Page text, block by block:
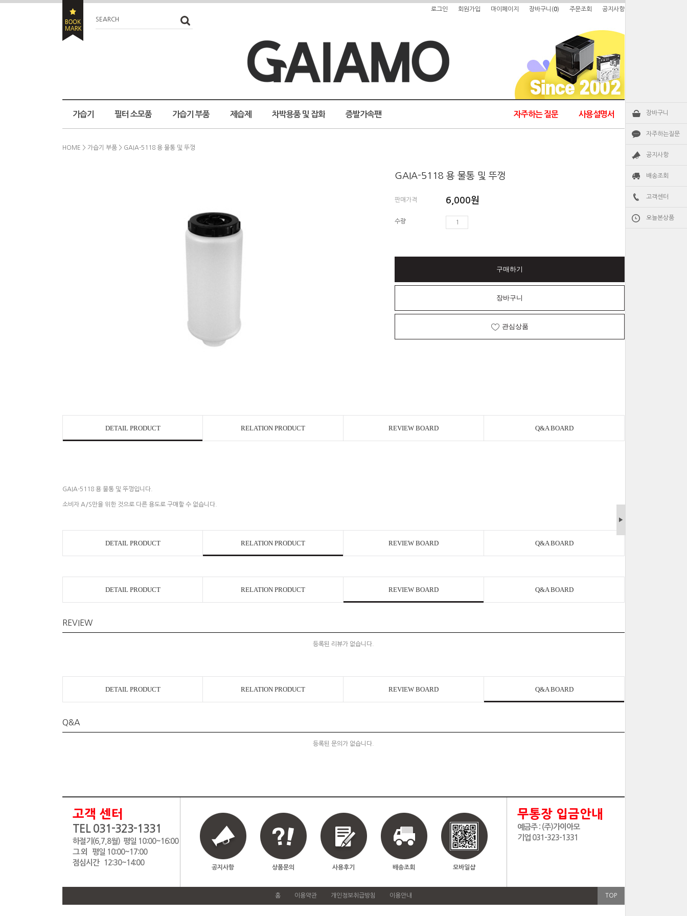
▶
장바구니
자주하는질문
공지사항
배송조회
고객센터
오늘본상품
SEARCH
로그인 회원가입 마이페이지 장바구니(0) 주문조회 공지사항
가습기 필터 소모품 가습기 부품 제습제 차박용품 및 잡화 증발가속팬 사용설명서
자주하는 질문
HOME > 가습기 부품 > GAIA-5118 용 물통 및 뚜껑
GAIA-5118 용 물통 및 뚜껑
판매가격 6,000원
수량
구매하기
장바구니
관심상품
DETAIL PRODUCT RELATION PRODUCT REVIEW BOARD Q&A BOARD
GAIA-5118 용 물통 및 뚜껑입니다.
소비자 A/S만을 위한 것으로 다른 용도로 구매할 수 없습니다.
DETAIL PRODUCT RELATION PRODUCT REVIEW BOARD Q&A BOARD
DETAIL PRODUCT RELATION PRODUCT REVIEW BOARD Q&A BOARD
REVIEW
등록된 리뷰가 없습니다.
DETAIL PRODUCT RELATION PRODUCT REVIEW BOARD Q&A BOARD
Q&A
등록된 문의가 없습니다.
고객 센터
TEL 031-323-1331
하절기(6,7,8월) 평일 10:00~16:00
그 외 평일 10:00~17:00
점심시간 12:30~14:00
공지사항 상품문의 사용후기 배송조회 모바일샵
무통장 입금안내
예금주 : (주)가이아모
기업 031-323-1331
홈 이용약관 개인정보취급방침 이용안내 TOP